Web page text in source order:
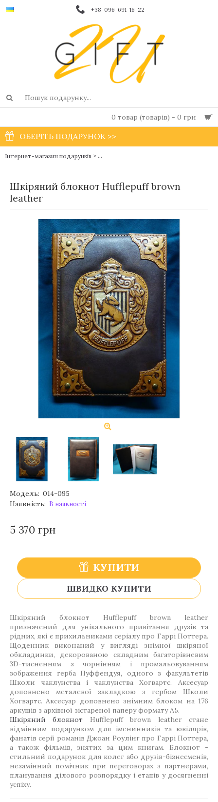
+38-096-691-16-22
0 товар (товарів) - 0 грн
ОБЕРІТЬ ПОДАРУНОК >>
Інтернет-магазин подарунків > Чоловічі фірмові блокноти і щоденники
Шкіряний блокнот Hufflepuff brown
leather
Модель: 014-095
Наявність: В наявності
5 370 грн
КУПИТИ
ШВИДКО КУПИТИ
Шкіряний блокнот Hufflepuff brown leather
призначений для унікального привітання друзів та
рідних, які є прихильниками серіалу про Гаррі Поттера.
Щоденник виконаний у вигляді знімної шкіряної
обкладинки, декорованою складним багаторівневим
3D-тисненням з чорнінням і промальовуванням
зображення герба Пуффендуя, одного з факультетів
Школи чаклунства і чаклунства Хогвартс. Аксесуар
доповнено металевої закладкою з гербом Школи
Хогвартс. Аксесуар доповнено знімним блоком на 176
аркушів з архівної зістареної паперу формату А5.
Шкіряний блокнот Hufflepuff brown leather стане
відмінним подарунком для іменинників та ювілярів,
фанатів серії романів Джоан Роулінг про Гаррі Поттера,
а також фільмів, знятих за цим книгам. Блокнот -
стильний подарунок для колег або друзів-бізнесменів,
незамінний помічник при переговорах з партнерами,
планування ділового розпорядку і етапів у досягненні
успіху.